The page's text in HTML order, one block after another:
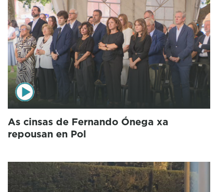
As cinsas de Fernando Ónega xa
repousan en Pol